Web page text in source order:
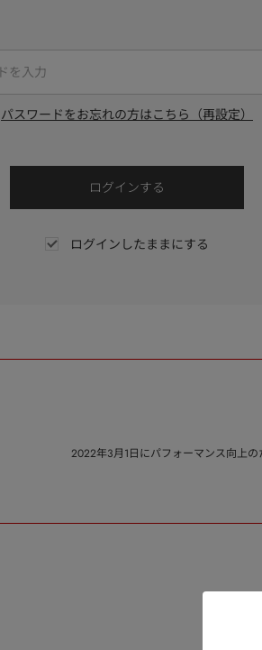
パスワードをお忘れの方はこちら（再設定）
ログインしたままにする
2022年3月1日にパフォーマンス向上